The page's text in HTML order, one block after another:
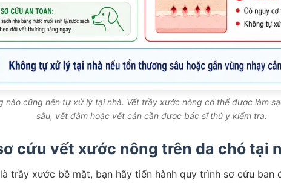
nào cũng nên tự xử lý tại nhà. Vết trầy xước nông có thể được làm
sâu, vết đâm hoặc vết cắn cần được bác sĩ thú y kiểm tra.
cứu vết xước nông trên da chó tại
trầy xước bề mặt, bạn hãy tiến hành quy trình sơ cứu ban